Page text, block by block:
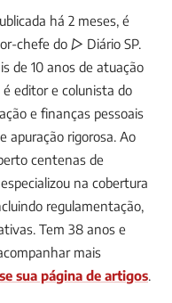
há 2 meses, é
chefe do ▷ Diário SP.
de 10 anos de atuação
editor e colunista do
e finanças pessoais
apuração rigorosa. Ao
centenas de
na cobertura
regulamentação,
Tem 38 anos e
mais
sua página de artigos.